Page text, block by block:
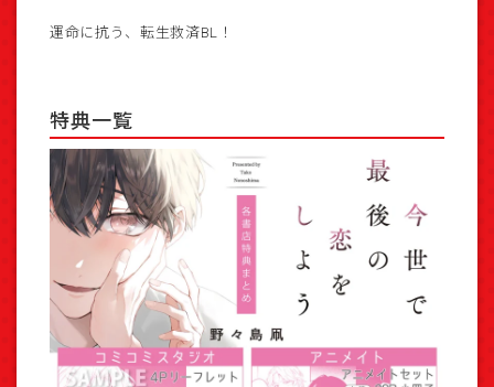
運命に抗う、転生救済BL！
特典一覧